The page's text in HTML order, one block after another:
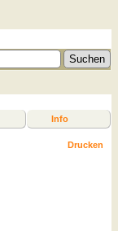
Info
Drucken